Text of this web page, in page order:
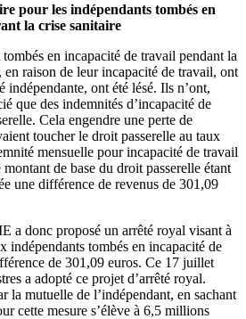
pour les indépendants tombés en
la crise sanitaire
en incapacité de travail pendant la
raison de leur incapacité de travail, ont
ont été lésé. Ils n’ont,
que des indemnités d’incapacité de
Cela engendre une perte de
toucher le droit passerelle au taux
mensuelle pour incapacité de travail
de base du droit passerelle étant
une différence de revenus de 301,09
a donc proposé un arrêté royal visant à
indépendants tombés en incapacité de
de 301,09 euros. Ce 17 juillet
a adopté ce projet d’arrêté royal.
la mutuelle de l’indépendant, en sachant
cette mesure s’élève à 6,5 millions